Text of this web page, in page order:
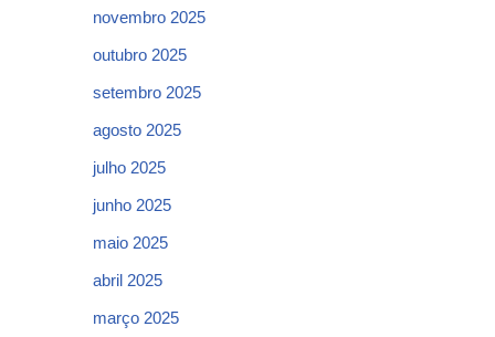
novembro 2025
outubro 2025
setembro 2025
agosto 2025
julho 2025
junho 2025
maio 2025
abril 2025
março 2025